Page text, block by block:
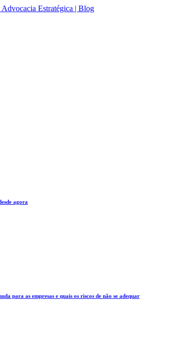
agora
para as empresas e quais os riscos de não se adequar